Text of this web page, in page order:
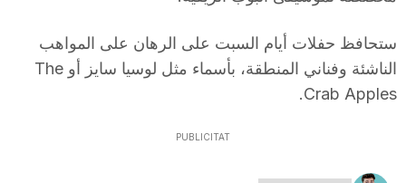
ستحافظ حفلات أيام السبت على الرهان على المواهب
الناشئة وفناني المنطقة، بأسماء مثل لوسيا سايز أو The
Crab Apples.
PUBLICITAT